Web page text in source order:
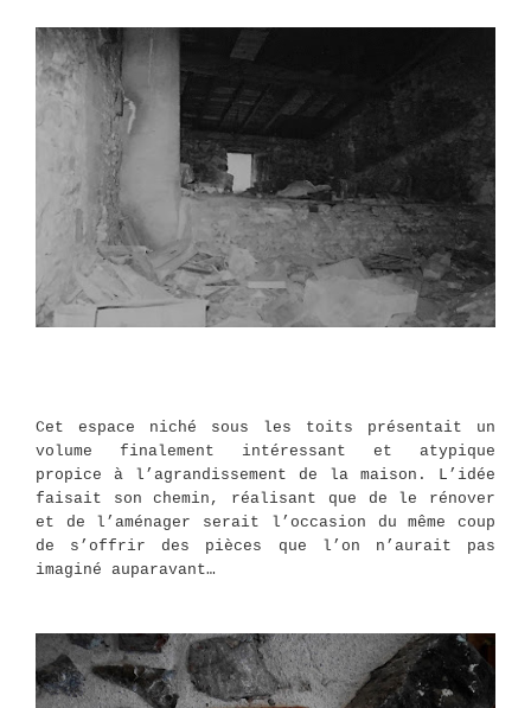
Cet espace niché sous les toits présentait un
volume finalement intéressant et atypique
propice à l’agrandissement de la maison. L’idée
faisait son chemin, réalisant que de le rénover
et de l’aménager serait l’occasion du même coup
de s’offrir des pièces que l’on n’aurait pas
imaginé auparavant…